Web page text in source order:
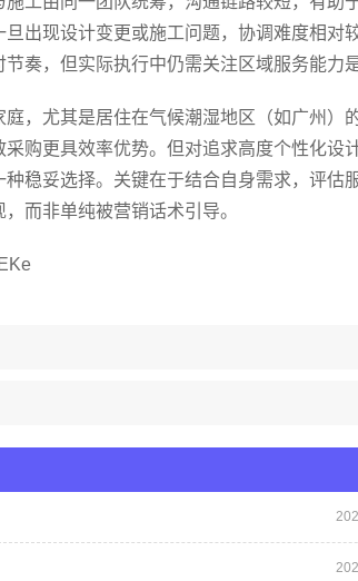
出现设计变更或施工问题，协调难度相对
奏，但实际执行中仍需关注区域服务能力
，尤其是居住在气候潮湿地区（如广州）
购更具效率优势。但对追求高度个性化设
稳妥选择。关键在于结合自身需求，评估
而非单纯被营销话术引导。